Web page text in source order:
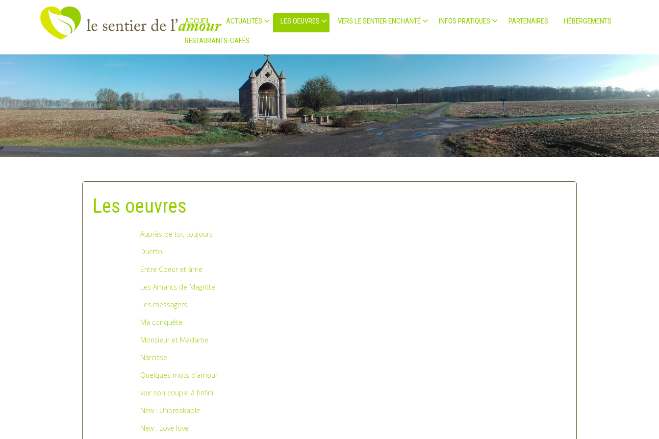
ACCUEIL ACTUALITÉS LES OEUVRES VERS LE SENTIER ENCHANTÉ INFOS PRATIQUES PARTENAIRES HÉBERGEMENTS
RESTAURANTS-CAFÉS
Les oeuvres
Auprès de toi, toujours
Duetto
Entre Coeur et âme
Les Amants de Magritte
Les messagers
Ma conquête
Monsieur et Madame
Narcisse
Quelques mots d’amour
voir son couple à l’infini
New : Unbreakable
New : Love love